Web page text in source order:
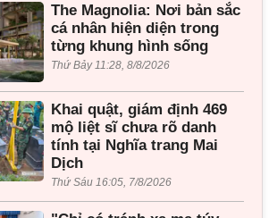
The Magnolia: Nơi bản sắc
cá nhân hiện diện trong
từng khung hình sống
Thứ Bảy 11:28, 8/8/2026
Khai quật, giám định 469
mộ liệt sĩ chưa rõ danh
tính tại Nghĩa trang Mai
Dịch
Thứ Sáu 16:05, 7/8/2026